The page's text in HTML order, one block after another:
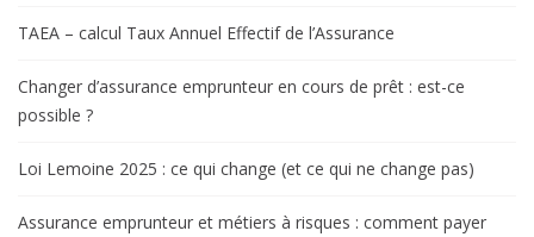
TAEA – calcul Taux Annuel Effectif de l’Assurance
Changer d’assurance emprunteur en cours de prêt : est-ce
possible ?
Loi Lemoine 2025 : ce qui change (et ce qui ne change pas)
Assurance emprunteur et métiers à risques : comment payer